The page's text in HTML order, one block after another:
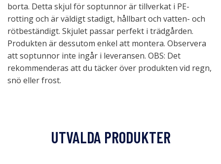
borta. Detta skjul för soptunnor är tillverkat i PE-
rotting och är väldigt stadigt, hållbart och vatten- och
rötbeständigt. Skjulet passar perfekt i trädgården.
Produkten är dessutom enkel att montera. Observera
att soptunnor inte ingår i leveransen. OBS: Det
rekommenderas att du täcker över produkten vid regn,
snö eller frost.
UTVALDA PRODUKTER